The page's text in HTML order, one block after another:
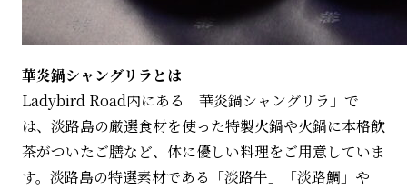
華炎鍋シャングリラとは
Ladybird Road内にある「華炎鍋シャングリラ」で
は、淡路島の厳選食材を使った特製火鍋や火鍋に本格飲
茶がついたご膳など、体に優しい料理をご用意していま
す。淡路島の特選素材である「淡路牛」「淡路鯛」や